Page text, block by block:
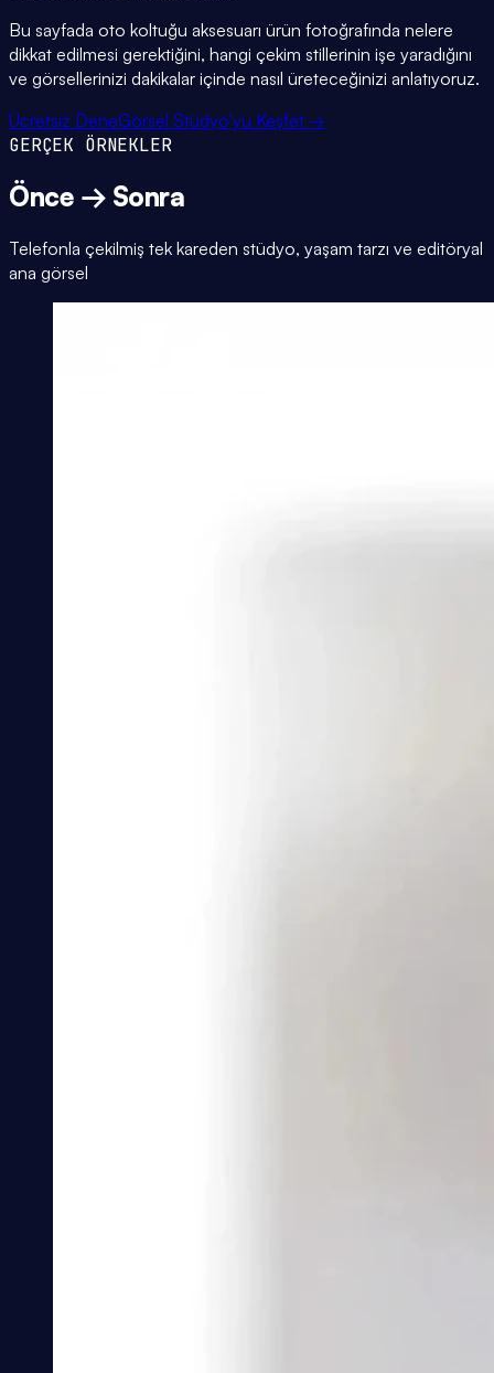
Bu sayfada oto koltuğu aksesuarı ürün fotoğrafında nelere
dikkat edilmesi gerektiğini, hangi çekim stillerinin işe yaradığını
ve görsellerinizi dakikalar içinde nasıl üreteceğinizi anlatıyoruz.
Ücretsiz DeneGörsel Stüdyo'yu Keşfet →
GERÇEK ÖRNEKLER
Önce → Sonra
Telefonla çekilmiş tek kareden stüdyo, yaşam tarzı ve editöryal
ana görsel